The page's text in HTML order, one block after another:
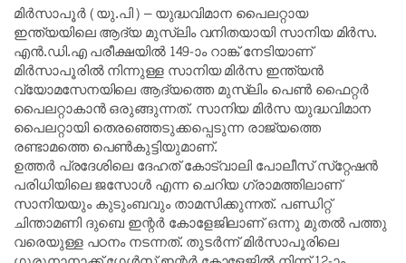
മിർസാപൂർ (യു.പി) – യുദ്ധവിമാന പൈലറ്റായ
ഇന്ത്യയിലെ ആദ്യ മുസ്‌ലിം വനിതയായി സാനിയ മിർസ.
എൻ.ഡി.എ പരീക്ഷയിൽ 149-ാം റാങ്ക് നേടിയാണ്
മിർസാപൂരിൽ നിന്നുള്ള സാനിയ മിർസ ഇന്ത്യൻ
വ്യോമസേനയിലെ ആദ്യത്തെ മുസ്‌ലിം പെൺ ഫൈറ്റർ
പൈലറ്റാകാൻ ഒരുങ്ങുന്നത്. സാനിയ മിർസ യുദ്ധവിമാന
പൈലറ്റായി തെരഞ്ഞെടുക്കപ്പെടുന്ന രാജ്യത്തെ
രണ്ടാമത്തെ പെൺകുട്ടിയുമാണ്.
ഉത്തർ പ്രദേശിലെ ദേഹത് കോട്‌വാലി പോലീസ് സ്‌റ്റേഷൻ
പരിധിയിലെ ജസോൾ എന്ന ചെറിയ ഗ്രാമത്തിലാണ്
സാനിയയും കുടുംബവും താമസിക്കുന്നത്. പണ്ഡിറ്റ്
ചിന്താമണി ദുബെ ഇന്റർ കോളേജിലാണ് ഒന്നു മുതൽ പത്തു
വരെയുള്ള പഠനം നടന്നത്. തുടർന്ന് മിർസാപൂരിലെ